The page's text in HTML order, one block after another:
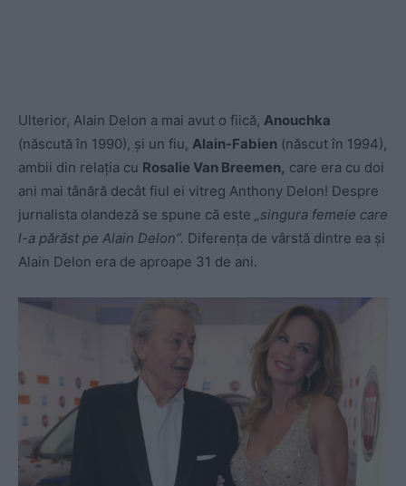
Ulterior, Alain Delon a mai avut o fiică, Anouchka
(născută în 1990), şi un fiu, Alain-Fabien (născut în 1994),
ambii din relația cu Rosalie Van Breemen, care era cu doi
ani mai tânără decât fiul ei vitreg Anthony Delon! Despre
jurnalista olandeză se spune că este „singura femeie care
l-a părăst pe Alain Delon”. Diferența de vârstă dintre ea și
Alain Delon era de aproape 31 de ani.